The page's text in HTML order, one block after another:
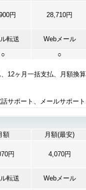
円 28,710円
転送 Webメール
○ ○
12ヶ月一括支払、月額換算
サポート、メールサポー
額 月額(最安)
円 4,070円
転送 Webメール